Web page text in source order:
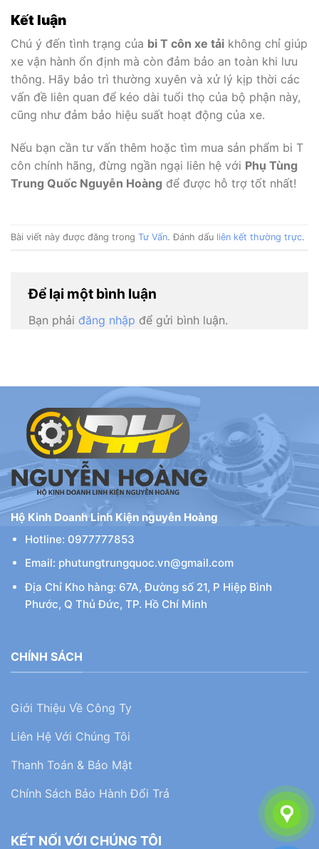
Kết luận
Chú ý đến tình trạng của bi T côn xe tải không chỉ giúp
xe vận hành ổn định mà còn đảm bảo an toàn khi lưu
thông. Hãy bảo trì thường xuyên và xử lý kịp thời các
vấn đề liên quan để kéo dài tuổi thọ của bộ phận này,
cũng như đảm bảo hiệu suất hoạt động của xe.
Nếu bạn cần tư vấn thêm hoặc tìm mua sản phẩm bi T
côn chính hãng, đừng ngần ngại liên hệ với Phụ Tùng
Trung Quốc Nguyễn Hoàng để được hỗ trợ tốt nhất!
Bài viết này được đăng trong Tư Vấn. Đánh dấu liên kết thường trực.
Để lại một bình luận
Bạn phải đăng nhập để gửi bình luận.
Hộ Kinh Doanh Linh Kiện nguyễn Hoàng
Hotline: 0977777853
Email: phutungtrungquoc.vn@gmail.com
Địa Chỉ Kho hàng: 67A, Đường số 21, P Hiệp Bình
Phước, Q Thủ Đức, TP. Hồ Chí Minh
CHÍNH SÁCH
Giới Thiệu Về Công Ty
Liên Hệ Với Chúng Tôi
Thanh Toán & Bảo Mật
Chính Sách Bảo Hành Đổi Trả
KẾT NỐI VỚI CHÚNG TÔI